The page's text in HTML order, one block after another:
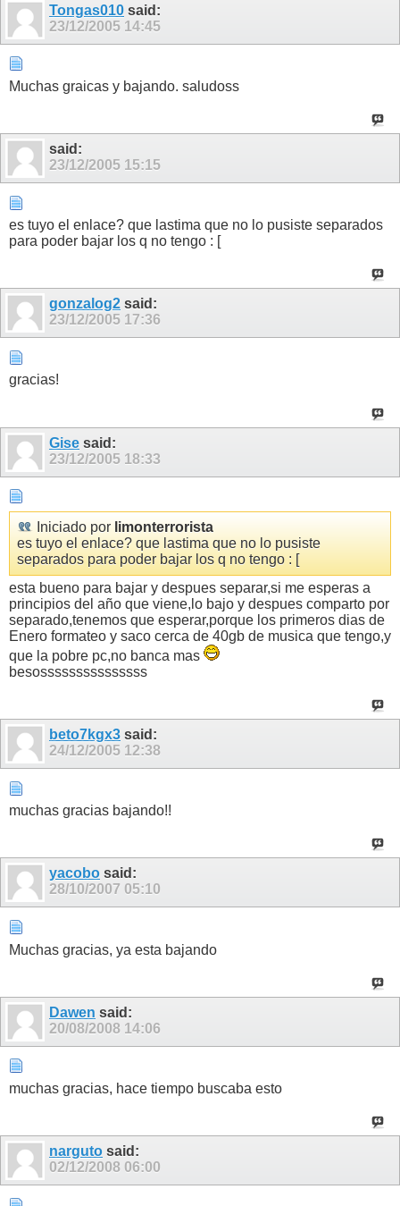
Tongas010 said:
23/12/2005 14:45
Muchas graicas y bajando. saludoss
said:
23/12/2005 15:15
es tuyo el enlace? que lastima que no lo pusiste separados
para poder bajar los q no tengo : [
gonzalog2 said:
23/12/2005 17:36
gracias!
Gise said:
23/12/2005 18:33
Iniciado por limonterrorista
es tuyo el enlace? que lastima que no lo pusiste
separados para poder bajar los q no tengo : [
esta bueno para bajar y despues separar,si me esperas a
principios del año que viene,lo bajo y despues comparto por
separado,tenemos que esperar,porque los primeros dias de
Enero formateo y saco cerca de 40gb de musica que tengo,y
que la pobre pc,no banca mas
besosssssssssssssss
beto7kgx3 said:
24/12/2005 12:38
muchas gracias bajando!!
yacobo said:
28/10/2007 05:10
Muchas gracias, ya esta bajando
Dawen said:
20/08/2008 14:06
muchas gracias, hace tiempo buscaba esto
narguto said:
02/12/2008 06:00